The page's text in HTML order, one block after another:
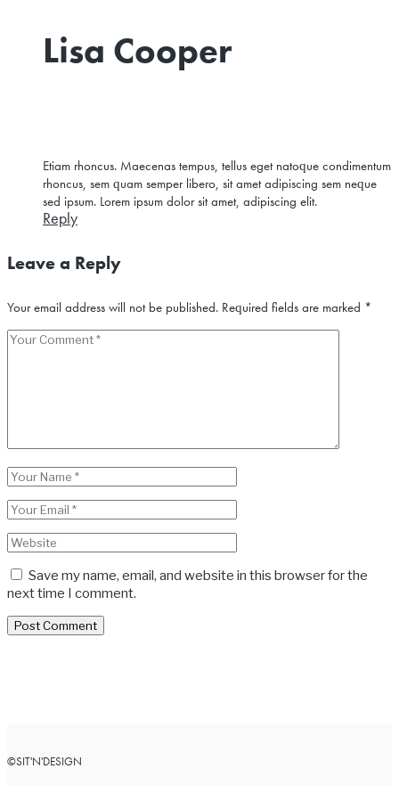
Lisa Cooper
Etiam rhoncus. Maecenas tempus, tellus eget natoque condimentum
rhoncus, sem quam semper libero, sit amet adipiscing sem neque
sed ipsum. Lorem ipsum dolor sit amet, adipiscing elit.
Reply
Leave a Reply
Your email address will not be published. Required fields are marked *
Save my name, email, and website in this browser for the
next time I comment.
Post Comment
©SIT'N'DESIGN